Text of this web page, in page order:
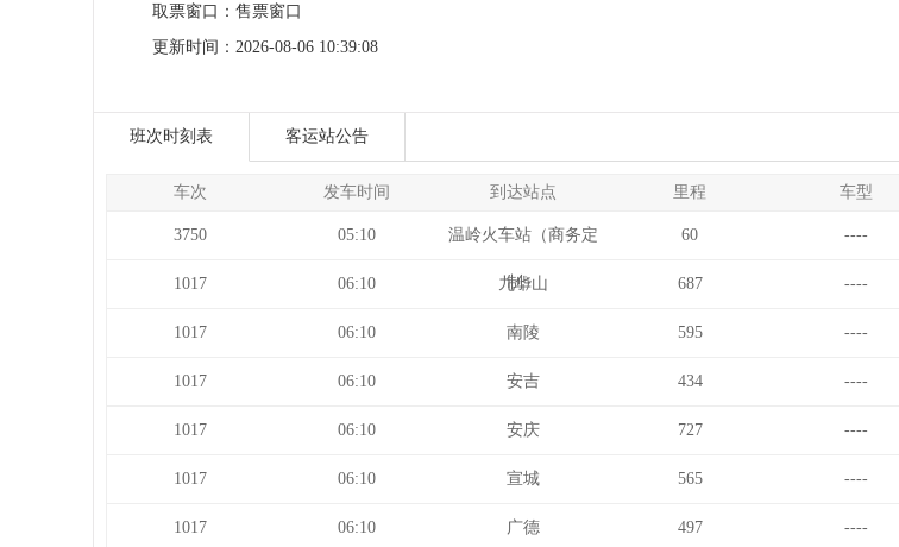
取票窗口： 售票窗口
更新时间： 2026-08-06 10:39:08
班次时刻表 客运站公告
车次 发车时间 到达站点 里程 车型
3750 05:10 温岭火车站（商务定
制）
60 ----
1017 06:10 九华山 687 ----
1017 06:10 南陵 595 ----
1017 06:10 安吉 434 ----
1017 06:10 安庆 727 ----
1017 06:10 宣城 565 ----
1017 06:10 广德 497 ----